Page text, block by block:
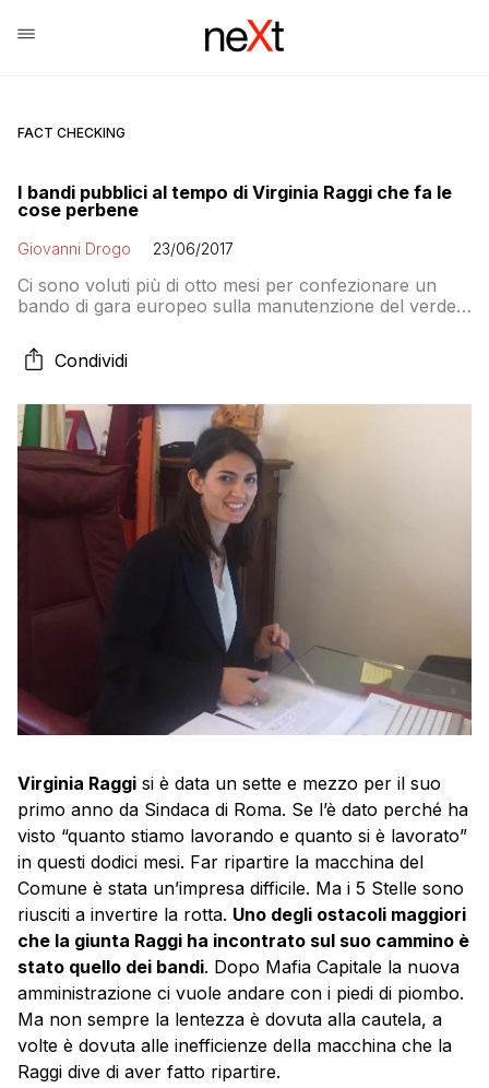
FACT CHECKING
I bandi pubblici al tempo di Virginia Raggi che fa le
cose perbene
Giovanni Drogo 23/06/2017
Ci sono voluti più di otto mesi per confezionare un
bando di gara europeo sulla manutenzione del verde
bene. Risultato: il bando è stato sospeso perché deve
essere adeguato alla nuova normativa sugli appalti…
Condividi
Virginia Raggi si è data un sette e mezzo per il suo
primo anno da Sindaca di Roma. Se l’è dato perché ha
visto “quanto stiamo lavorando e quanto si è lavorato”
in questi dodici mesi. Far ripartire la macchina del
Comune è stata un’impresa difficile. Ma i 5 Stelle sono
riusciti a invertire la rotta. Uno degli ostacoli maggiori
che la giunta Raggi ha incontrato sul suo cammino è
stato quello dei bandi. Dopo Mafia Capitale la nuova
amministrazione ci vuole andare con i piedi di piombo.
Ma non sempre la lentezza è dovuta alla cautela, a
volte è dovuta alle inefficienze della macchina che la
Raggi dive di aver fatto ripartire.